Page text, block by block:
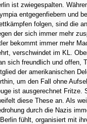
ist zwiegespalten.
entgegenfiebern und
folgen, sind die
der sich immer mehr
bekommt immer mehr
verschwindet im KL.
sich freundlich und offen,
der amerikanischen
um den Fall ohne
ist ausgerechnet Fritze.
diese These an. Als
durch die Nazis
fühlt, organisiert mit